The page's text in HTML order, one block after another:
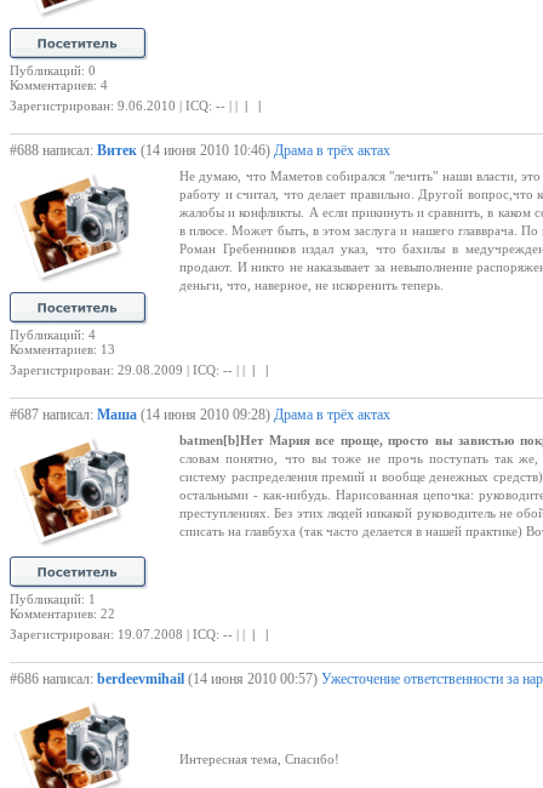
Публикаций: 0
Комментариев: 4
Зарегистрирован: 9.06.2010 | ICQ: -- | | | |
#688 написал: Витек (14 июня 2010 10:46) Драма в трёх актах
Публикаций: 4
Комментариев: 13
Не думаю, что Маметов собирался "лечить" наши власти,
работу и считал, что делает правильно. Другой
жалобы и конфликты. А если прикинуть и сравнить, в каком
в плюсе. Может быть, в этом заслуга и нашего главврача.
Роман Гребенников издал указ, что бахилы в
продают. И никто не наказывает за невыполнение
деньги, что, наверное, не искоренить теперь.
Зарегистрирован: 29.08.2009 | ICQ: -- | | | |
#687 написал: Маша (14 июня 2010 09:28) Драма в трёх актах
Публикаций: 1
Комментариев: 22
batmen[b]Нет Мария все проще, просто вы завистью
словам понятно, что вы тоже не прочь поступать так
систему распределения премий и вообще денежных
остальными - как-нибудь. Нарисованная цепочка:
преступлениях. Без этих людей никакой руководитель не
списать на главбуха (так часто делается в нашей практике)
Зарегистрирован: 19.07.2008 | ICQ: -- | | | |
#686 написал: berdeevmihail (14 июня 2010 00:57) Ужесточение ответственности за
Интересная тема, Спасибо!